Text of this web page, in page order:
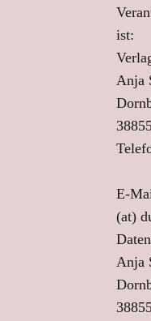
ist:
Anja
E-
(at)
Anja